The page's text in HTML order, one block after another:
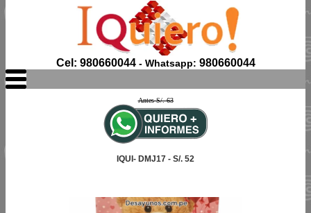
Cel: 980660044- Whatsapp: 980660044
Antes S/. 63
IQUI- DMJ17 - S/. 52